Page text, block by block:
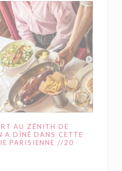
AU ZÉNITH DE
A DÎNÉ DANS CETTE
PARISIENNE //20